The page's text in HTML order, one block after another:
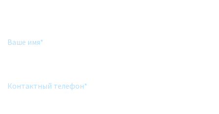
Ваше имя*
Контактный телефон*